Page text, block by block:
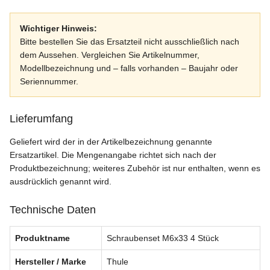
Wichtiger Hinweis:
Bitte bestellen Sie das Ersatzteil nicht ausschließlich nach
dem Aussehen. Vergleichen Sie Artikelnummer,
Modellbezeichnung und – falls vorhanden – Baujahr oder
Seriennummer.
Lieferumfang
Geliefert wird der in der Artikelbezeichnung genannte
Ersatzartikel. Die Mengenangabe richtet sich nach der
Produktbezeichnung; weiteres Zubehör ist nur enthalten, wenn es
ausdrücklich genannt wird.
Technische Daten
Produktname Schraubenset M6x33 4 Stück
Hersteller / Marke Thule